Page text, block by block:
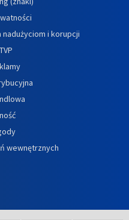
i korupcji
wewnętrznych